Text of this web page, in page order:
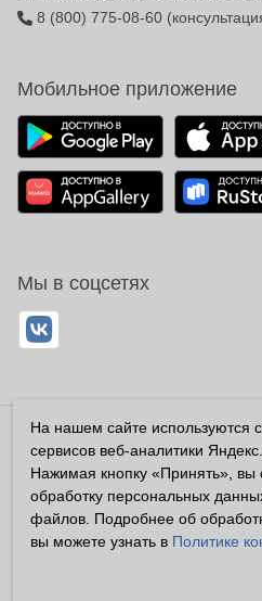
8 (800) 775-08-60
Мобильное приложение
Мы в соцсетях
Владелец сайта ООО
Все права защищены ©2026
Информация, размещенная на
справочный характер, и не
посетителями сайта как
На нашем сайте используются
сервисов веб-аналитики
Нажимая кнопку «Принять», вы
обработку персональных
файлов. Подробнее об
вы можете узнать в Политике